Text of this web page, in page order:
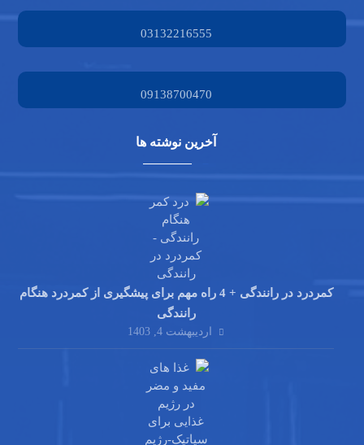
03132216555
09138700470
آخرین نوشته ها
کمردرد در رانندگی + 4 راه مهم برای پیشگیری از کمردرد هنگام
رانندگی
اردیبهشت 4, 1403